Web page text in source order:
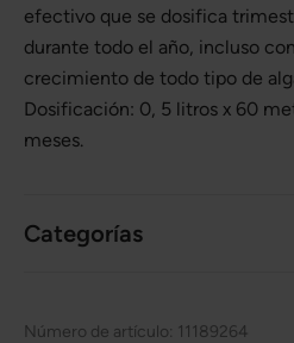
efectivo que se dosifica
durante todo el año, incluso
crecimiento de todo tipo de
Dosificación: 0, 5 litros x 60
meses.
Categorías
Número de artículo: 11189264